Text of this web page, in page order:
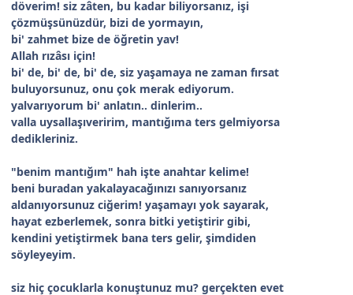
döverim! siz zâten, bu kadar biliyorsanız, işi
çözmüşsünüzdür, bizi de yormayın,
bi' zahmet bize de öğretin yav!
Allah rızâsı için!
bi' de, bi' de, bi' de, siz yaşamaya ne zaman fırsat
buluyorsunuz, onu çok merak ediyorum.
yalvarıyorum bi' anlatın.. dinlerim..
valla uysallaşıveririm, mantığıma ters gelmiyorsa
dedikleriniz.
"benim mantığım" hah işte anahtar kelime!
beni buradan yakalayacağınızı sanıyorsanız
aldanıyorsunuz ciğerim! yaşamayı yok sayarak,
hayat ezberlemek, sonra bitki yetiştirir gibi,
kendini yetiştirmek bana ters gelir, şimdiden
söyleyeyim.
siz hiç çocuklarla konuştunuz mu? gerçekten evet